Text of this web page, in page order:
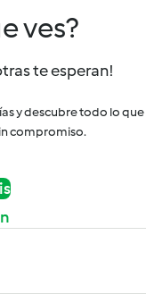
ves?
te esperan!
y descubre todo lo que
compromiso.